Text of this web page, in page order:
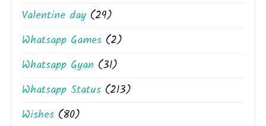
Valentine day (29)
Whatsapp Games (2)
Whatsapp Gyan (31)
Whatsapp Status (213)
Wishes (80)